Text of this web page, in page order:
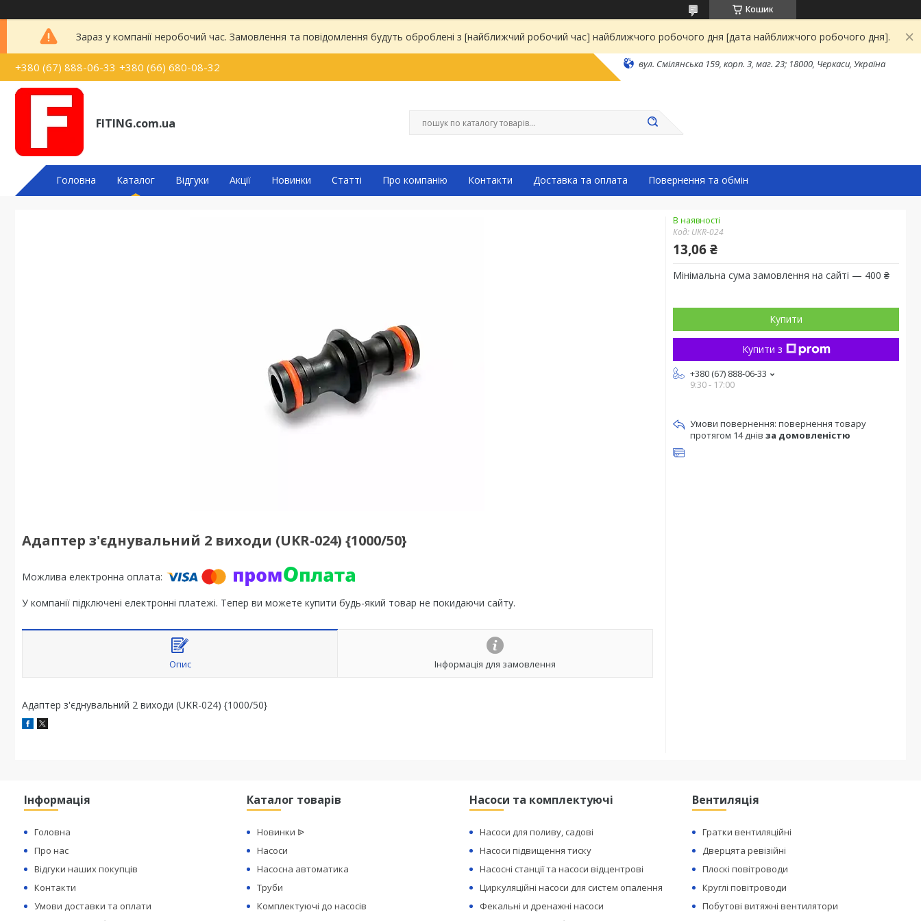
Кошик
Зараз у компанії неробочий час. Замовлення та повідомлення будуть оброблені з [найближчий робочий час] найближчого робочого дня [дата найближчого робочого дня].
+380 (67) 888-06-33 +380 (66) 680-08-32 вул. Смілянська 159, корп. 3, маг. 23; 18000, Черкаси, Україна
FITING.com.ua
Головна Каталог Відгуки Акції Новинки Статті Про компанію Контакти Доставка та оплата Повернення та обмін
Адаптер з'єднувальний 2 виходи (UKR-024) {1000/50}
У компанії підключені електронні платежі. Тепер ви можете купити будь-який товар не покидаючи сайту.
Опис Інформація для замовлення
Адаптер з'єднувальний 2 виходи (UKR-024) {1000/50}
В наявності
Код: UKR-024
13,06 ₴
Мінімальна сума замовлення на сайті — 400 ₴
Купити
Купити з
+380 (67) 888-06-33
9:30 - 17:00
повернення товару
протягом 14 днів за домовленістю
Інформація
Головна
Про нас
Відгуки наших покупців
Контакти
Умови доставки та оплати
Каталог товарів
Новинки ᐉ
Насоси
Насосна автоматика
Труби
Комплектуючі до насосів
Насоси та комплектуючі
Насоси для поливу, садові
Насоси підвищення тиску
Насосні станції та насоси відцентрові
Циркуляційні насоси для систем опалення
Фекальні и дренажні насоси
Вентиляція
Гратки вентиляційні
Дверцята ревізійні
Плоскі повітроводи
Круглі повітроводи
Побутові витяжні вентилятори